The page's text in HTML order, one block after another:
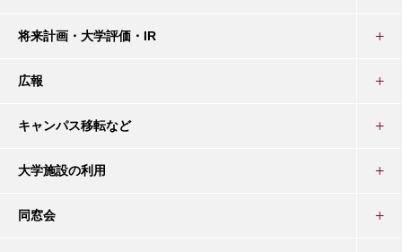
将来計画・大学評価・IR
広報
キャンパス移転など
大学施設の利用
同窓会